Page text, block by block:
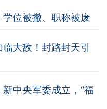
位被撤、职称被废
大敌！封路封天引
中央军委成立，“福